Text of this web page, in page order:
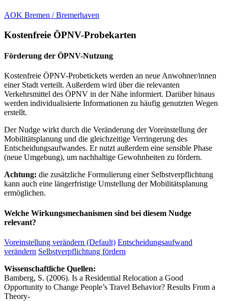
AOK Bremen / Bremerhaven
Kostenfreie ÖPNV-Probekarten
Förderung der ÖPNV-Nutzung
Kostenfreie ÖPNV-Probetickets werden an neue Anwohner/innen
einer Stadt verteilt. Außerdem wird über die relevanten
Verkehrsmittel des ÖPNV in der Nähe informiert. Darüber hinaus
werden individualisierte Informationen zu häufig genutzten Wegen
erstellt.
Der Nudge wirkt durch die Veränderung der Voreinstellung der
Mobilitätsplanung und die gleichzeitige Verringerung des
Entscheidungsaufwandes. Er nutzt außerdem eine sensible Phase
(neue Umgebung), um nachhaltige Gewohnheiten zu fördern.
Achtung: die zusätzliche Formulierung einer Selbstverpflichtung
kann auch eine längerfristige Umstellung der Mobilitätsplanung
ermöglichen.
Welche Wirkungsmechanismen sind bei diesem Nudge
relevant?
Voreinstellung verändern (Default) Entscheidungsaufwand
verändern Selbstverpflichtung fördern
Wissenschaftliche Quellen:
Bamberg, S. (2006). Is a Residential Relocation a Good
Opportunity to Change People’s Travel Behavior? Results From a
Theory-